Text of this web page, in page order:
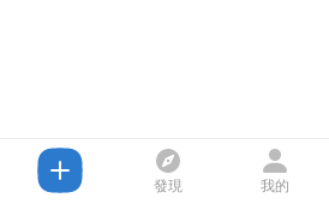
發現 我的